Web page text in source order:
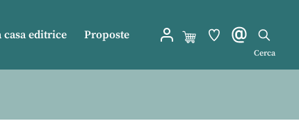
casa editrice Proposte
Cerca